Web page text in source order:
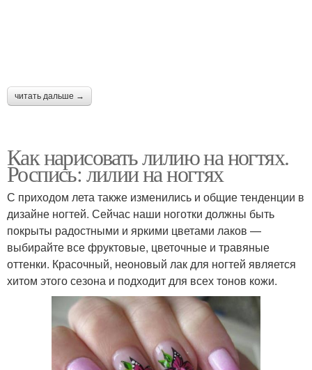
читать дальше →
Как нарисовать лилию на ногтях.
Роспись: лилии на ногтях
С приходом лета также изменились и общие тенденции в
дизайне ногтей. Сейчас наши ноготки должны быть
покрыты радостными и яркими цветами лаков —
выбирайте все фруктовые, цветочные и травяные
оттенки. Красочный, неоновый лак для ногтей является
хитом этого сезона и подходит для всех тонов кожи.